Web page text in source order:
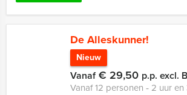
De Alleskunner!
Nieuw
Vanaf€ 29,50 p.p. excl.
Vanaf 12 personen ‐ 2 uur